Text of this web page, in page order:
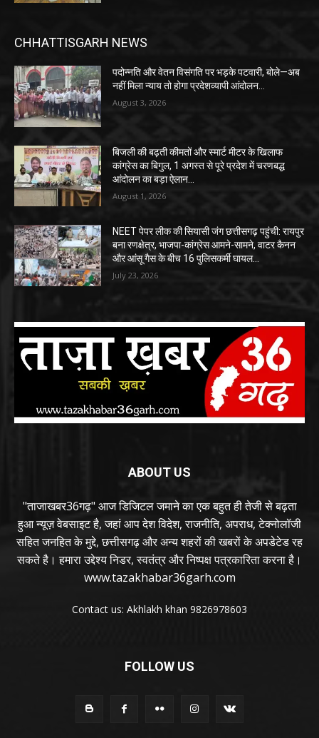
CHHATTISGARH NEWS
पदोन्नति और वेतन विसंगति पर भड़के पटवारी, बोले—अब
नहीं मिला न्याय तो होगा प्रदेशव्यापी आंदोलन…
August 3, 2026
बिजली की बढ़ती कीमतों और स्मार्ट मीटर के खिलाफ
कांग्रेस का बिगुल, 1 अगस्त से पूरे प्रदेश में चरणबद्ध
आंदोलन का बड़ा ऐलान…
August 1, 2026
NEET पेपर लीक की सियासी जंग छत्तीसगढ़ पहुंची: रायपुर
बना रणक्षेत्र, भाजपा-कांग्रेस आमने-सामने, वाटर कैनन
और आंसू गैस के बीच 16 पुलिसकर्मी घायल…
July 23, 2026
ABOUT US
"ताजाखबर36गढ़" आज डिजिटल जमाने का एक बहुत ही तेजी से बढ़ता
हुआ न्यूज़ वेबसाइट है, जहां आप देश विदेश, राजनीति, अपराध, टेक्नोलॉजी
सहित जनहित के मुद्दे, छत्तीसगढ़ और अन्य शहरों की खबरों के अपडेटेड रह
सकते है। हमारा उद्देश्य निडर, स्वतंत्र और निष्पक्ष पत्रकारिता करना है।
www.tazakhabar36garh.com
Contact us: Akhlakh khan 9826978603
FOLLOW US